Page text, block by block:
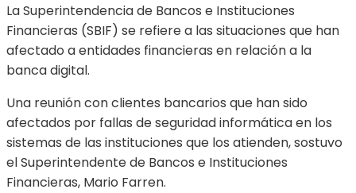
La Superintendencia de Bancos e Instituciones
Financieras (SBIF) se refiere a las situaciones que han
afectado a entidades financieras en relación a la
banca digital.
Una reunión con clientes bancarios que han sido
afectados por fallas de seguridad informática en los
sistemas de las instituciones que los atienden, sostuvo
el Superintendente de Bancos e Instituciones
Financieras, Mario Farren.